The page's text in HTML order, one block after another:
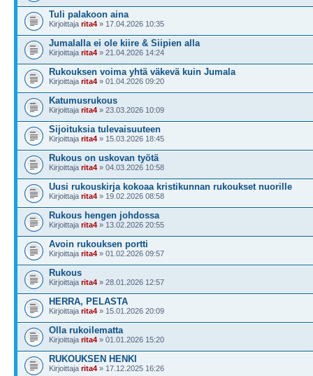
Tuli palakoon aina
Kirjoittaja rita4 » 17.04.2026 10:35
Jumalalla ei ole kiire & Siipien alla
Kirjoittaja rita4 » 21.04.2026 14:24
Rukouksen voima yhtä väkevä kuin Jumala
Kirjoittaja rita4 » 01.04.2026 09:20
Katumusrukous
Kirjoittaja rita4 » 23.03.2026 10:09
Sijoituksia tulevaisuuteen
Kirjoittaja rita4 » 15.03.2026 18:45
Rukous on uskovan työtä
Kirjoittaja rita4 » 04.03.2026 10:58
Uusi rukouskirja kokoaa kristikunnan rukoukset nuorille
Kirjoittaja rita4 » 19.02.2026 08:58
Rukous hengen johdossa
Kirjoittaja rita4 » 13.02.2026 20:55
Avoin rukouksen portti
Kirjoittaja rita4 » 01.02.2026 09:57
Rukous
Kirjoittaja rita4 » 28.01.2026 12:57
HERRA, PELASTA
Kirjoittaja rita4 » 15.01.2026 20:09
Olla rukoilematta
Kirjoittaja rita4 » 01.01.2026 15:20
RUKOUKSEN HENKI
Kirjoittaja rita4 » 17.12.2025 16:26